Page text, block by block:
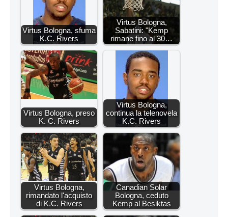
Virtus Bologna, sfuma
K.C. Rivers
Virtus Bologna,
Sabatini: "Kemp
rimane fino al 30…
Virtus Bologna, preso
K. C. Rivers
Virtus Bologna,
continua la telenovela
K.C. Rivers
Virtus Bologna,
rimandato l'acquisto
di K.C. Rivers
Canadian Solar
Bologna, ceduto
Kemp al Besiktas